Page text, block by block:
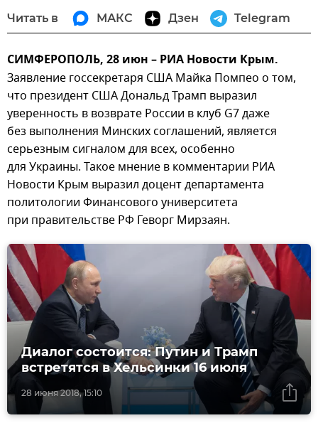
Читать в МАКС Дзен Telegram
СИМФЕРОПОЛЬ, 28 июн – РИА Новости Крым.
Заявление госсекретаря США Майка Помпео о том,
что президент США Дональд Трамп выразил
уверенность в возврате России в клуб G7 даже
без выполнения Минских соглашений, является
серьезным сигналом для всех, особенно
для Украины. Такое мнение в комментарии РИА
Новости Крым выразил доцент департамента
политологии Финансового университета
при правительстве РФ Геворг Мирзаян.
28 июня 2018, 15:10
Диалог состоится: Путин и Трамп
встретятся в Хельсинки 16 июля